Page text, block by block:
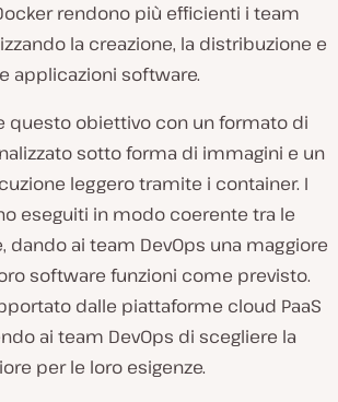
rendono più efficienti i team
la creazione, la distribuzione e
applicazioni software.
questo obiettivo con un formato di
sotto forma di immagini e un
leggero tramite i container. I
eseguiti in modo coerente tra le
dando ai team DevOps una maggiore
software funzioni come previsto.
dalle piattaforme cloud PaaS
ai team DevOps di scegliere la
per le loro esigenze.